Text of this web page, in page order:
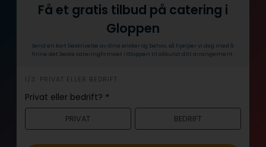
Få et gratis tilbud på catering i
Gloppen
Send en kort beskrivelse av dine ønsker og behov, så hjelper vi deg med å
finne det beste cateringfirmaet i Gloppen til akkurat ditt arrangement.
h
e
r
1/3: PRIVAT ELLER BEDRIFT
Privat eller bedrift? *
PRIVAT BEDRIFT